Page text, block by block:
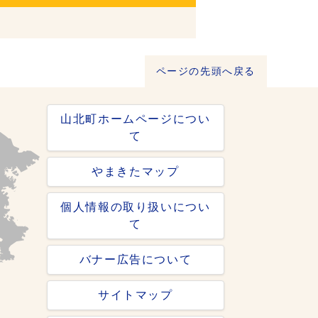
ページの先頭へ戻る
山北町ホームページについ
て
やまきたマップ
個人情報の取り扱いについ
て
バナー広告について
サイトマップ